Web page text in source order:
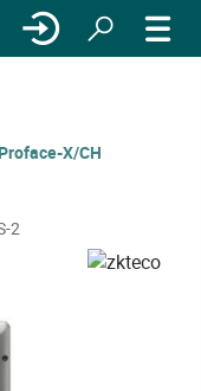
X/CH
2